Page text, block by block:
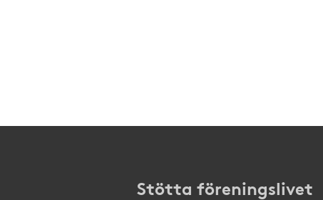
Stötta föreningslivet